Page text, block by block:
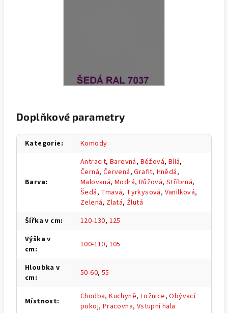
Doplňkové parametry
Kategorie: Komody
Barva:
Antracit,Barevná, Béžová, Bílá,
Černá, Červená,Grafit, Hnědá,
Malovaná,Modrá, Růžová,Stříbrná,
Šedá, Tmavá, Tyrkysová, Vanilková,
Zelená, Zlatá, Žlutá
Šířka v cm: 120-130, 125
Výška v
cm: 100-110, 105
Hloubka v
cm: 50-60, 55
Místnost: Chodba,Kuchyně, Ložnice,Obývací
pokoj, Pracovna, Vstupní hala